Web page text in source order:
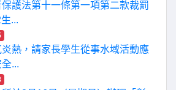
保護法第十一條第一項第二款裁罰
...
熱，請家長學生從事水域活動應
...